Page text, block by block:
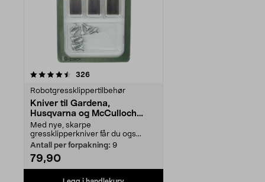
326anmeldelser
Robotgressklippertilbehør
Kniver til Gardena,
Husqvarna og McCulloch
robotgressklippere
Med nye, skarpe
gressklipperkniver får du ogs...
Antall per forpakning: 9
79,90